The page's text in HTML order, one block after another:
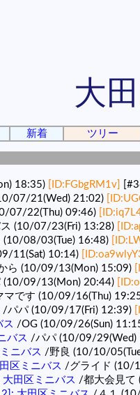
大
新着 ツリー
18:35) [ID:FGbgRM1v]
07/21(Wed) 21:02)
07/22(Thu) 09:46)
(10/07/23(Fri) 13:28)
(10/08/03(Tue) 16:48)
11(Sat) 10:14)
ら (10/09/13(Mon) 15:09)
(10/09/13(Mon) 20:44)
マです (10/09/16(Thu)
/パパ (10/09/17(Fri) 12:39)
ス /OG (10/09/26(Sun)
バス /パパ (10/09/29(Wed)
ニバス /野良 (10/10/
区ミニバス /グライド (10/
大田区ミニバス /都大会見て